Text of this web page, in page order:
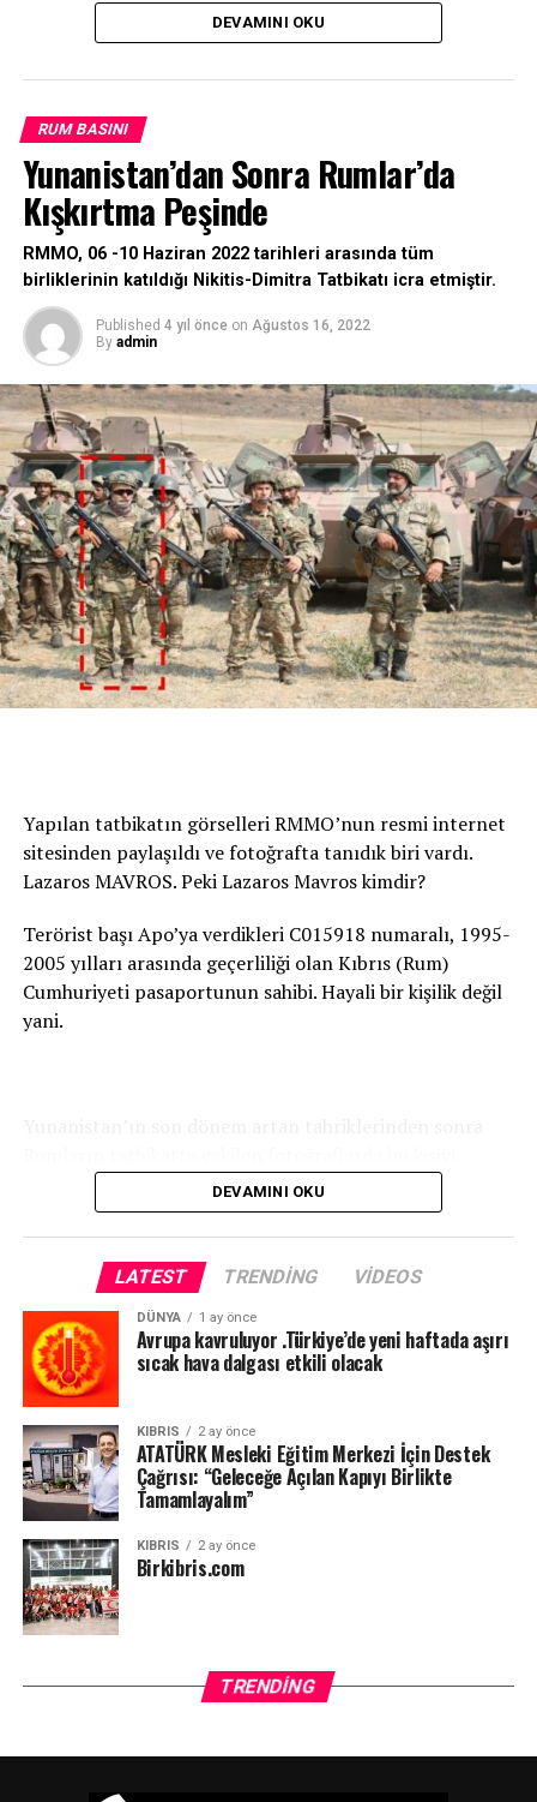
DEVAMINI OKU
RUM BASINI
Yunanistan’dan Sonra Rumlar’da
Kışkırtma Peşinde
RMMO, 06 -10 Haziran 2022 tarihleri arasında tüm
birliklerinin katıldığı Nikitis-Dimitra Tatbikatı icra etmiştir.
Published 4 yıl önce on Ağustos 16, 2022
By admin
Yapılan tatbikatın görselleri RMMO’nun resmi internet
sitesinden paylaşıldı ve fotoğrafta tanıdık biri vardı.
Lazaros MAVROS. Peki Lazaros Mavros kimdir?
Terörist başı Apo’ya verdikleri C015918 numaralı, 1995-
2005 yılları arasında geçerliliği olan Kıbrıs (Rum)
Cumhuriyeti pasaportunun sahibi. Hayali bir kişilik değil
yani.
RMMO resmi internet sayfasında servis etmesi Rumların
terör örgütü PKK’ya verdiği desteğin bir göstergesidir.
Ve şimdi biz Kıbrıslı Türklerden, anavatanımızın can
yaşamamız istenmektedir.
DEVAMINI OKU
LATEST TRENDING VIDEOS
DÜNYA 1 ay önce
Avrupa kavruluyor .Türkiye’de yeni haftada aşırı
sıcak hava dalgası etkili olacak
KIBRIS 2 ay önce
ATATÜRK Mesleki Eğitim Merkezi İçin Destek
Çağrısı: “Geleceğe Açılan Kapıyı Birlikte
Tamamlayalım”
KIBRIS 2 ay önce
Birkibris.com
TRENDING